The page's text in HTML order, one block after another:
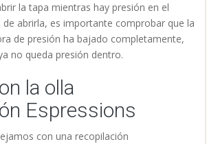
la tapa mientras hay presión en el
de abrirla, es importante comprobar que la
de presión ha bajado completamente,
no queda presión dentro.
la olla
Espressions
con una recopilación